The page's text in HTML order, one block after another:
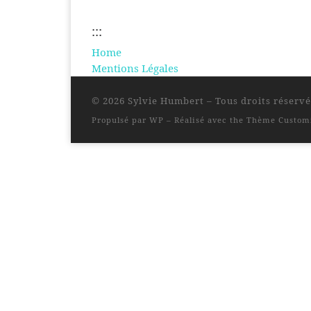
:::
Home
Mentions Légales
© 2026 Sylvie Humbert – Tous droits
Propulsé par WP – Réalisé avec the Thème